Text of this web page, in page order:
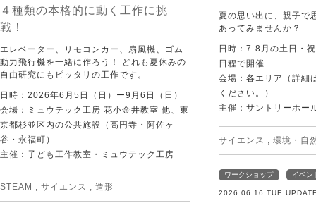
４種類の本格的に動く工作に挑
戦！
エレベーター、リモコンカー、扇風機、ゴム
動力飛行機を一緒に作ろう！ どれも夏休みの
自由研究にもピッタリの工作です。
日時：2026年6月5日（日）ー9月6日（日）
会場：ミュウテック工房 花小金井教室 他、東
京都杉並区内の公共施設（高円寺・阿佐ヶ
谷・永福町）
主催：子ども工作教室・ミュウテック工房
STEAM サイエンス 造形
夏の思い出に、親子で
あってみませんか？
日時：7-8月の土日・
日程で開催
会場：各エリア（詳細
ください。）
主催：サントリーホー
サイエンス 環境・自
ワークショップ イベン
2026.06.16 TUE